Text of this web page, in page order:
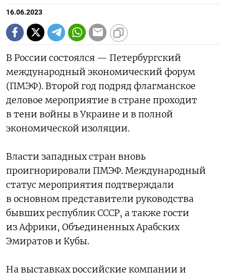
16.06.2023
В России состоялся — Петербургский
международный экономический форум
(ПМЭФ). Второй год подряд флагманское
деловое мероприятие в стране проходит
в тени войны в Украине и в полной
экономической изоляции.
Власти западных стран вновь
проигнорировали ПМЭФ. Международный
статус мероприятия подтверждали
в основном представители руководства
бывших республик СССР, а также гости
из Африки, Объединенных Арабских
Эмиратов и Кубы.
На выставках российские компании и